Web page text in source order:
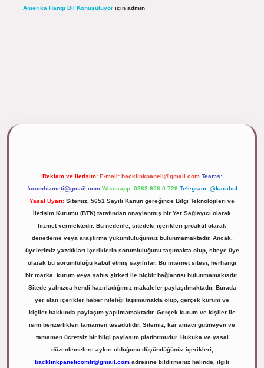
Amerika Hangi Dil Konuşuluyoriçin admin
Reklam ve İletişim: E-mail: backlinkpaneli@gmail.com Teams:
forumhizmeti@gmail.com Whatsapp: 0262 606 0 726 Telegram: @karabul
Yasal Uyarı: Sitemiz, 5651 Sayılı Kanun gereğince Bilgi Teknolojileri ve
İletişim Kurumu (BTK) tarafından onaylanmış bir Yer Sağlayıcı olarak
hizmet vermektedir. Bu nedenle, sitedeki içerikleri proaktif olarak
denetleme veya araştırma yükümlülüğümüz bulunmamaktadır. Ancak,
üyelerimiz yazdıkları içeriklerin sorumluluğunu taşımakta olup, siteye üye
olarak bu sorumluluğu kabul etmiş sayılırlar. Bu internet sitesi, herhangi
bir marka, kurum veya şahıs şirketi ile hiçbir bağlantısı bulunmamaktadır.
Sitede yalnızca kendi hazırladığımız makaleler paylaşılmaktadır. Burada
yer alan içerikler haber niteliği taşımamakta olup, gerçek kurum ve
kişiler hakkında paylaşım yapılmamaktadır. Gerçek kurum ve kişiler ile
isim benzerlikleri tamamen tesadüfidir. Sitemiz, kar amacı gütmeyen ve
tamamen ücretsiz bir bilgi paylaşım platformudur. Hukuka ve yasal
düzenlemelere aykırı olduğunu düşündüğünüz içerikleri,
backlinkpanelicomtr@gmail.com adresine bildirmeniz halinde, ilgili